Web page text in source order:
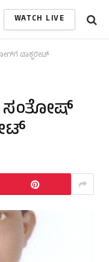
WATCH LIVE
ಡಾಕ್ಟರೇಟ್
ಸಂತೋಷ್